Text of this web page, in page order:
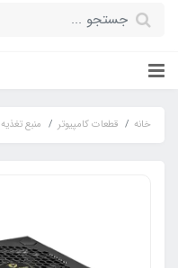
خانه قطعات کامپیوتر منبع تغذیه